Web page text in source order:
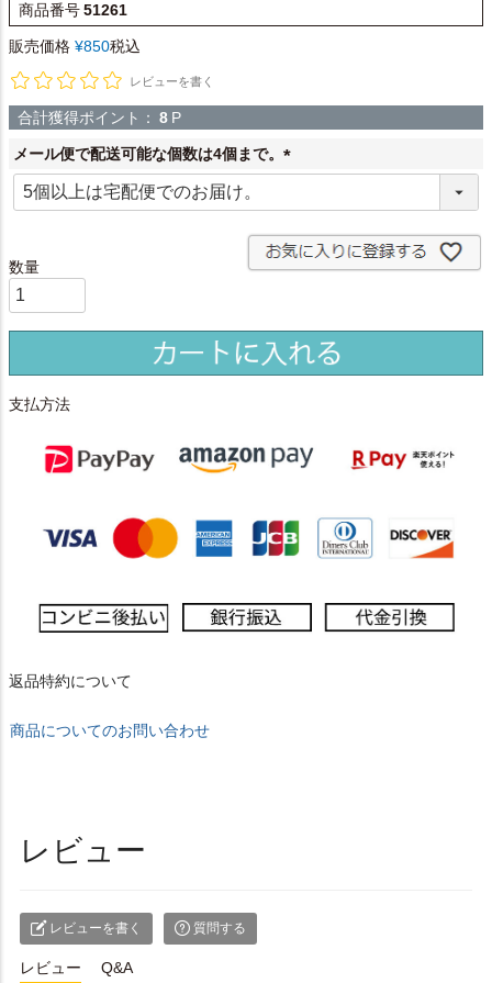
商品番号51261
販売価格 ¥850税込
レビューを書く
合計獲得ポイント： 8 P
メール便で配送可能な個数は4個まで。
(
)
支払方法
返品特約について
商品についてのお問い合わせ
レビュー
レビューを書く 質問する
レビュー Q&A